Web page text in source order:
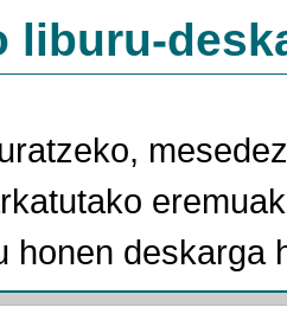
liburu-
honen deskarga